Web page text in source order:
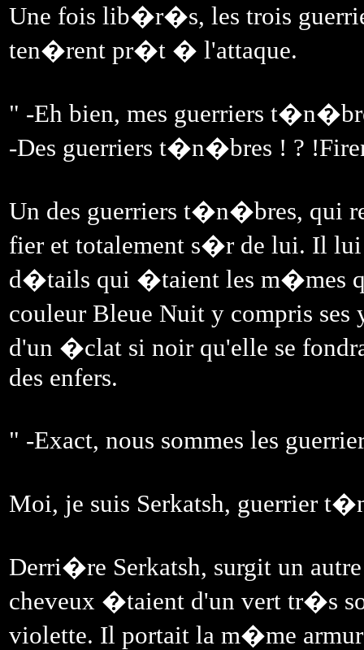
Une fois lib�r�s, les trois
ten�rent pr�t � l'attaque.
" -Eh bien, mes guerriers
-Des guerriers t�n�bres ! ?
Un des guerriers t�n�bres, qui
fier et totalement s�r de lui. Il
d�tails qui �taient les m�mes
couleur Bleue Nuit y compris
d'un �clat si noir qu'elle se
des enfers.
" -Exact, nous sommes les
Moi, je suis Serkatsh, guerrier
Derri�re Serkatsh, surgit un
cheveux �taient d'un vert tr�s
violette. Il portait la m�me